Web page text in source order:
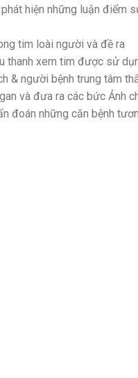
hiện những luận điểm
tim loài người và đề ra
thanh xem tim được sử
& người bệnh trung tâm
và đưa ra các bức Ảnh
đoán những căn bệnh